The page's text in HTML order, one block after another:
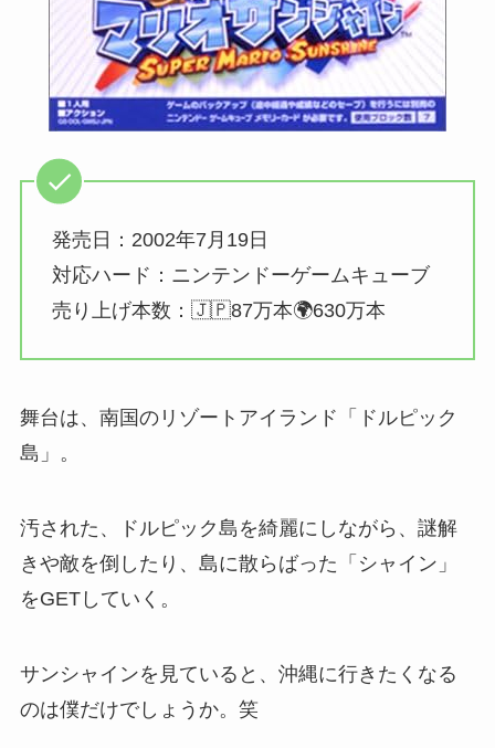
発売日：2002年7月19日
対応ハード：ニンテンドーゲームキューブ
売り上げ本数：🇯🇵87万本🌍630万本
舞台は、南国のリゾートアイランド「ドルピック
島」。
汚された、ドルピック島を綺麗にしながら、謎解
きや敵を倒したり、島に散らばった「シャイン」
をGETしていく。
サンシャインを見ていると、沖縄に行きたくなる
のは僕だけでしょうか。笑